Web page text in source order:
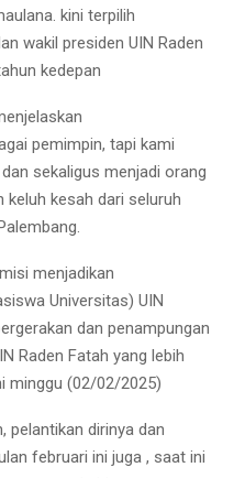
kini terpilih
wakil presiden UIN Raden
kedepan
pemimpin, tapi kami
sekaligus menjadi orang
keluh kesah dari seluruh
menjadikan
Universitas) UIN
dan penampungan
Raden Fatah yang lebih
minggu (02/02/2025)
pelantikan dirinya dan
februari ini juga , saat ini